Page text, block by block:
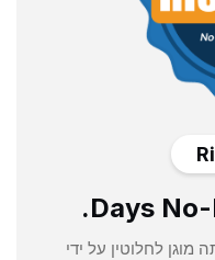
אתה מוגן לחלוטין על ידי